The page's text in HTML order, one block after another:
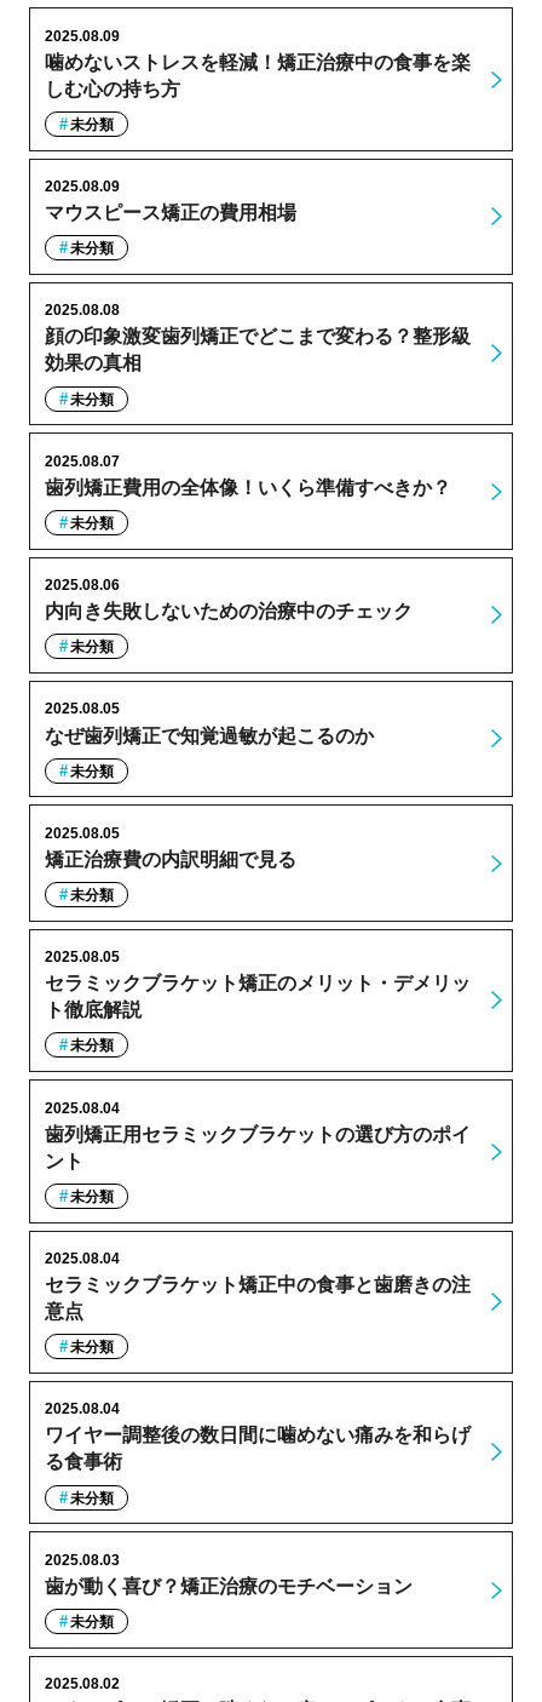
噛めないストレスを軽減！矯正治療中の食事を楽
しむ心の持ち方
2025.08.09
未分類
マウスピース矯正の費用相場
2025.08.09
未分類
顔の印象激変歯列矯正でどこまで変わる？整形級
効果の真相
2025.08.08
未分類
歯列矯正費用の全体像！いくら準備すべきか？
2025.08.07
未分類
内向き失敗しないための治療中のチェック
2025.08.06
未分類
なぜ歯列矯正で知覚過敏が起こるのか
2025.08.05
未分類
矯正治療費の内訳明細で見る
2025.08.05
未分類
セラミックブラケット矯正のメリット・デメリッ
ト徹底解説
2025.08.05
未分類
歯列矯正用セラミックブラケットの選び方のポイ
ント
2025.08.04
未分類
セラミックブラケット矯正中の食事と歯磨きの注
意点
2025.08.04
未分類
ワイヤー調整後の数日間に噛めない痛みを和らげ
る食事術
2025.08.04
未分類
歯が動く喜び？矯正治療のモチベーション
2025.08.03
未分類
2025.08.02